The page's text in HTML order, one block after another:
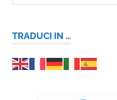
TRADUCI IN …